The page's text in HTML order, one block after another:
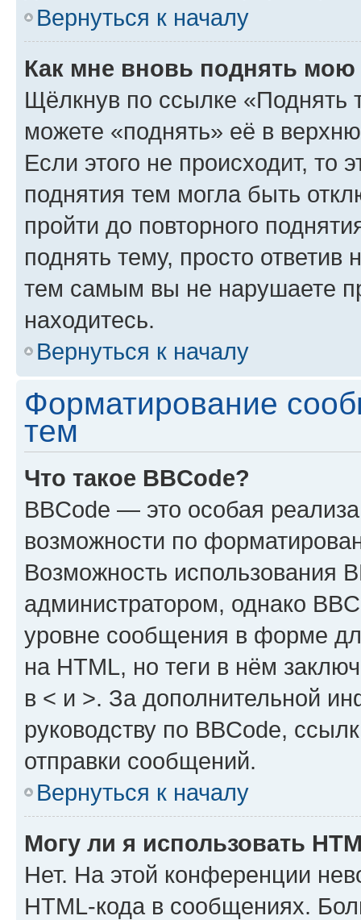
Вернуться к началу
Как мне вновь поднять мою
Щёлкнув по ссылке «Поднять
можете «поднять» её в
Если этого не происходит, то
поднятия тем могла быть
пройти до повторного
поднять тему, просто ответив
тем самым вы не нарушаете
находитесь.
Вернуться к началу
Форматирование
тем
Что такое BBCode?
BBCode — это особая
возможности по
Возможность использования
администратором, однако
уровне сообщения в форме
на HTML, но теги в нём
в < и >. За дополнительной
руководству по BBCode,
отправки сообщений.
Вернуться к началу
Могу ли я использовать
Нет. На этой конференции
HTML-кода в сообщениях.